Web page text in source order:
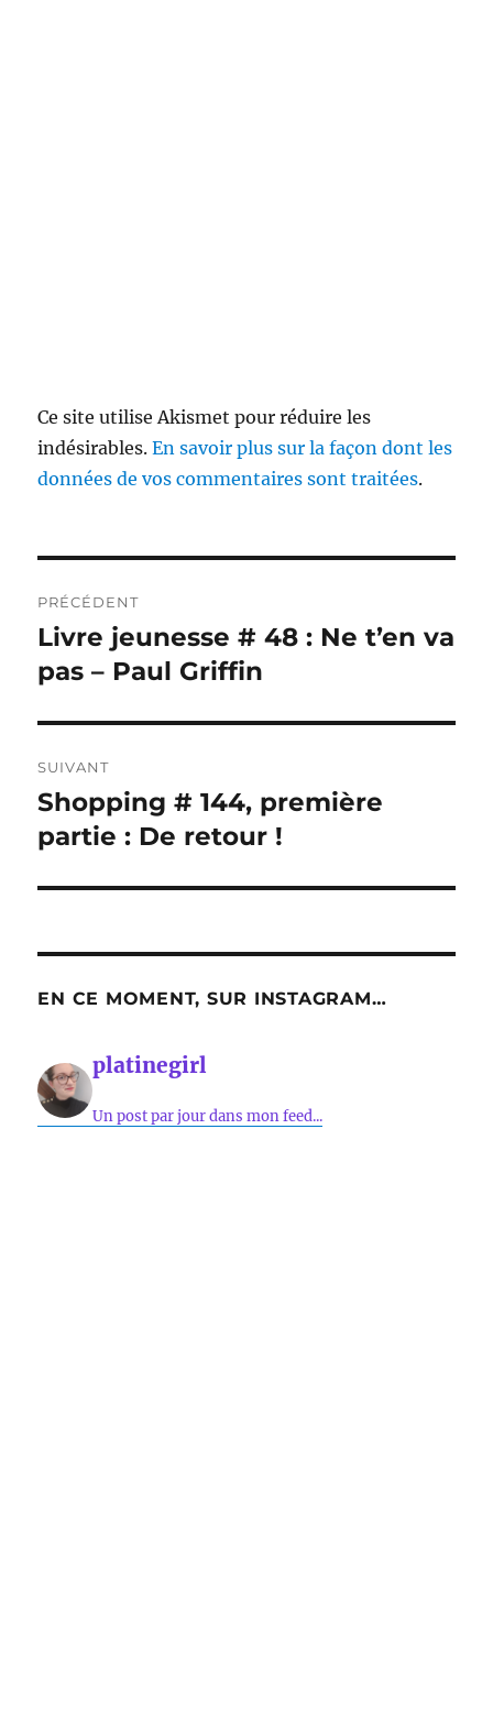
Ce site utilise Akismet pour réduire les
indésirables.En savoir plus sur la façon dont les
données de vos commentaires sont traitées.
de
l’article
PRÉCÉDENT
Publication
précédente :
Livre jeunesse # 48 : Ne t’en va
pas – Paul Griffin
SUIVANT
Publication
suivante :
Shopping # 144, première
partie : De retour !
EN CE MOMENT, SUR INSTAGRAM…
platinegirl
Un post par jour dans mon feed...